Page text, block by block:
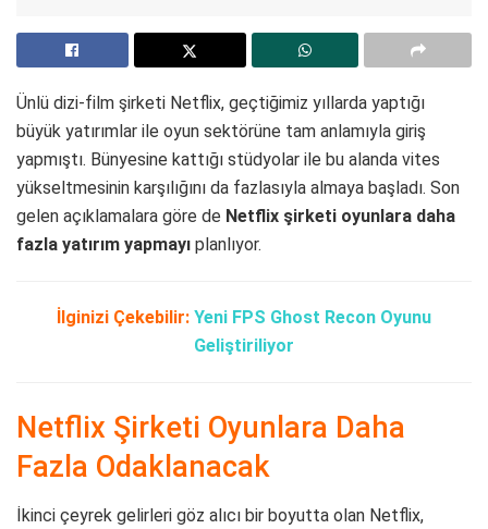
Ünlü dizi-film şirketi Netflix, geçtiğimiz yıllarda yaptığı
büyük yatırımlar ile oyun sektörüne tam anlamıyla giriş
yapmıştı. Bünyesine kattığı stüdyolar ile bu alanda vites
yükseltmesinin karşılığını da fazlasıyla almaya başladı. Son
gelen açıklamalara göre de Netflix şirketi oyunlara daha
fazla yatırım yapmayı planlıyor.
İlginizi Çekebilir: Yeni FPS Ghost Recon Oyunu
Geliştiriliyor
Netflix Şirketi Oyunlara Daha
Fazla Odaklanacak
İkinci çeyrek gelirleri göz alıcı bir boyutta olan Netflix,